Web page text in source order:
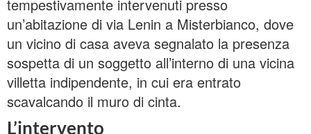
tempestivamente intervenuti presso
un’abitazione di via Lenin a Misterbianco, dove
un vicino di casa aveva segnalato la presenza
sospetta di un soggetto all’interno di una vicina
villetta indipendente, in cui era entrato
scavalcando il muro di cinta.
L’intervento